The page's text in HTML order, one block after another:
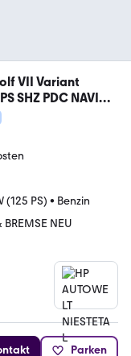
VII Variant
SHZ PDC NAVI
(125 PS) • Benzin
BREMSE NEU
Parken